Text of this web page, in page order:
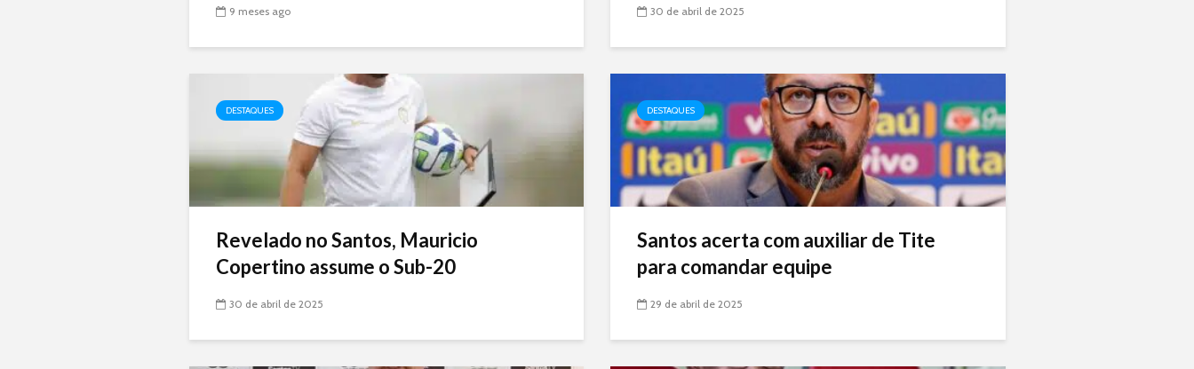
9 meses ago 30 de abril de 2025
DESTAQUES
Revelado no Santos, Mauricio
Copertino assume o Sub-20
30 de abril de 2025
DESTAQUES
Santos acerta com auxiliar de Tite
para comandar equipe
29 de abril de 2025